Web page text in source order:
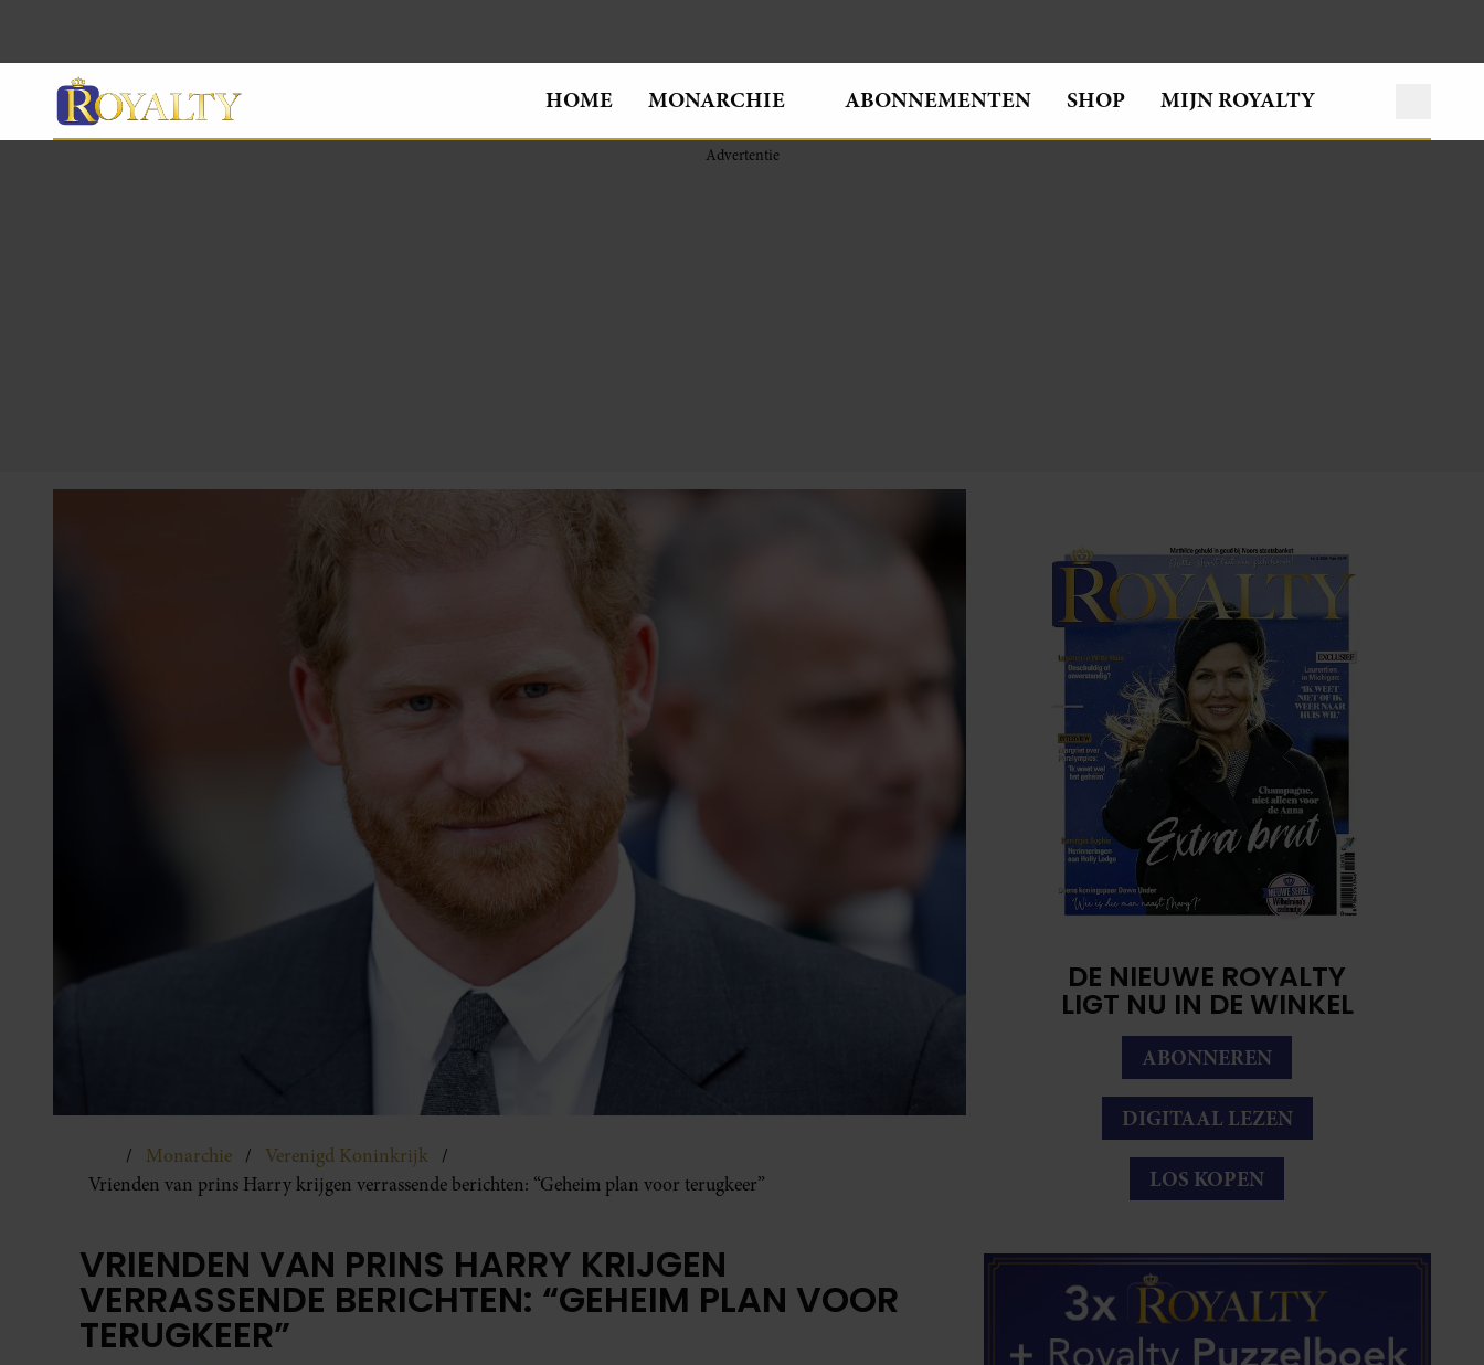
HOME MONARCHIE ABONNEMENTEN SHOP MIJN ROYALTY
Monarchie
Verenigd Koninkrijk
Vrienden van prins Harry krijgen verrassende berichten: “Geheim plan voor terugkeer”
VRIENDEN VAN PRINS HARRY KRIJGEN
VERRASSENDE BERICHTEN: “GEHEIM PLAN VOOR
TERUGKEER”
DE NIEUWE ROYALTY
LIGT NU IN DE WINKEL
ABONNEREN
DIGITAAL LEZEN
LOS KOPEN